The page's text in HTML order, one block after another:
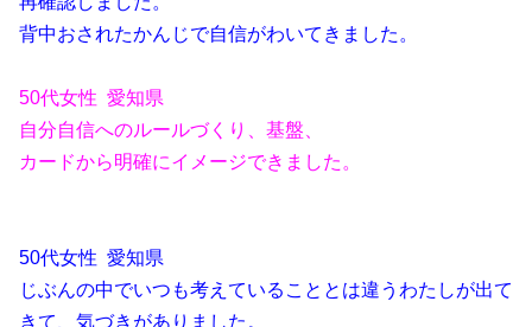
背中おされたかんじで自信がわいてきました。
50代女性 愛知県
自分自信へのルールづくり、基盤、
カードから明確にイメージできました。
50代女性 愛知県
じぶんの中でいつも考えていることとは違うわたしが出て
きて、気づきがありました。